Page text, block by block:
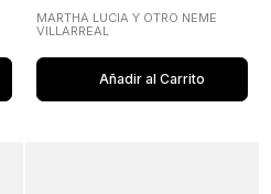
CONSUMIDOR
MARTHA LUCIA Y OTRO NEME
VILLARREAL
Añadir al Carrito